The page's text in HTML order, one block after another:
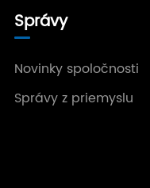
Správy
Novinky spoločnosti
Správy z priemyslu